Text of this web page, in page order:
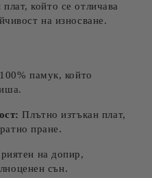
който се отличава
на износване.
100% памук, който
Плътно изтъкан плат,
пране.
на допир,
сън.